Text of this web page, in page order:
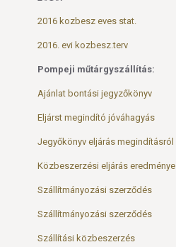
2016 kozbesz eves stat.
2016. evi kozbesz.terv
Pompeji műtárgyszállítás:
Ajánlat bontási jegyzőkönyv
Eljárst megindító jóváhagyás
Jegyőkönyv eljárás megindításról
Közbeszerzési eljárás eredménye
Szállítmányozási szerződés
Szállítmányozási szerződés
Szállítási közbeszerzés